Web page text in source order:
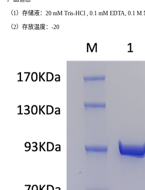
（1）存储液：20 mM Tris-HCl , 0.1 mM EDTA, 0.1
（2）存放温度：-20